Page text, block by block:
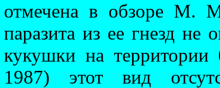
отмечена в обзоре М.
паразита из ее гнезд не
кукушки на
1987) этот вид